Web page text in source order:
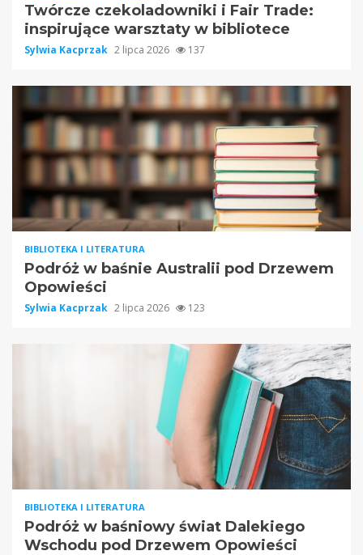
Twórcze czekoladowniki i Fair Trade:
inspirujące warsztaty w bibliotece
Sylwia Kacprzak 2 lipca 2026 137
BIBLIOTEKA I LITERATURA
Podróż w baśnie Australii pod Drzewem
Opowieści
Sylwia Kacprzak 2 lipca 2026 123
BIBLIOTEKA I LITERATURA
Podróż w baśniowy świat Dalekiego
Wschodu pod Drzewem Opowieści